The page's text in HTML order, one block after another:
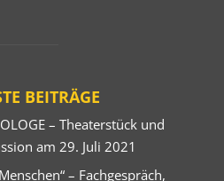
BEITRÄGE
– Theaterstück und
am 29. Juli 2021
– Fachgespräch,